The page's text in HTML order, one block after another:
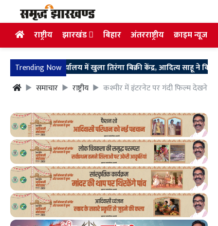
राष्ट्रीय झारखंड बिहार अंतरराष्ट्रीय क्राइम न्यूज
Trending Now
प्रदेश कार्यालय में खुला तिरंगा बिक्री केंद्र, आदित्य साहू ने किया
समाचार
राष्ट्रीय कश्मीर में इंटरनेट पर गंदी फिल्म देखने